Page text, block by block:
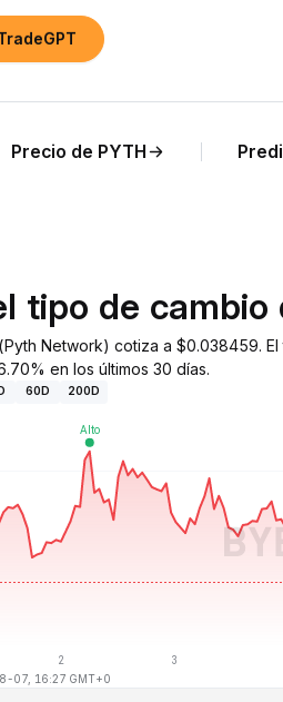
Precio de PYTH
tipo de cambio
Network) cotiza a $0.038459.
en los últimos 30 días.
60D 200D
07, 16:27 GMT+0